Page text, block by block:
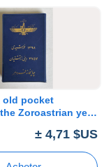
old pocket
Zoroastrian year
± 4,71 $US